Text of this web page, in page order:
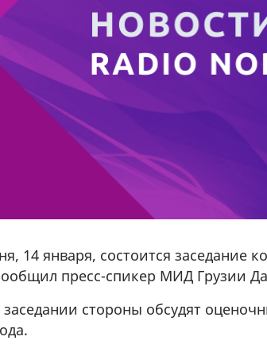
14 января, состоится заседание
пресс-спикер МИД Грузии
заседании стороны обсудят